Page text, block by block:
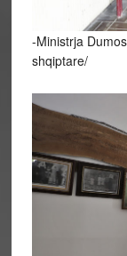
-Ministrja
shqiptare/